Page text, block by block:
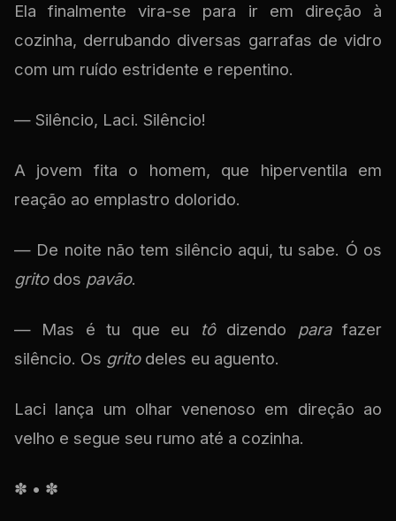
Ela finalmente vira-se para ir em direção à
cozinha, derrubando diversas garrafas de vidro
com um ruído estridente e repentino.
— Silêncio, Laci. Silêncio!
A jovem fita o homem, que hiperventila em
reação ao emplastro dolorido.
— De noite não tem silêncio aqui, tu sabe. Ó os
gritodos pavão.
— Mas é tu que eu tôdizendo parafazer
silêncio. Os gritodeles eu aguento.
Laci lança um olhar venenoso em direção ao
velho e segue seu rumo até a cozinha.
✽ • ✽